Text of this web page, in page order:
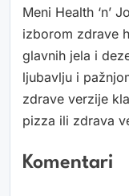
Meni Health ‘n’
izborom zdrave
glavnih jela i
ljubavlju i
zdrave verzije
pizza ili zdrava
Komentari